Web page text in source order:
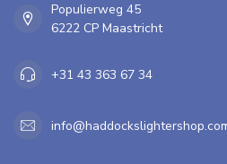
Populierweg 45
6222 CP Maastricht
+31 43 363 67 34